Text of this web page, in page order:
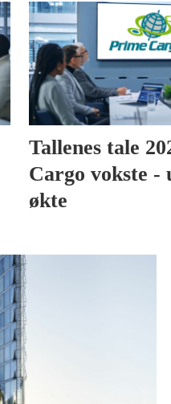
Tallenes tale
Cargo vokste -
økte